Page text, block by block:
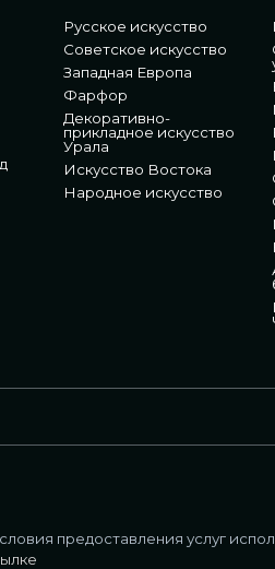
Русское искусство
Советское искусство
Западная Европа
Фарфор
Декоративно-
прикладное искусство
Урала
Искусство Востока
Народное искусство
предоставления услуг